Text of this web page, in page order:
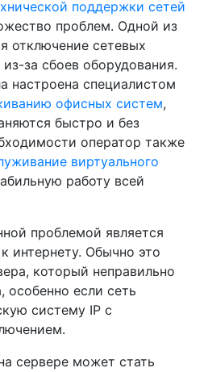
поддержки сетей
проблем. Одной из
отключение сетевых
за сбоев оборудования.
настроена специалистом
офисных систем,
быстро и без
оператор также
виртуального
работу всей
проблемой является
интернету. Обычно это
который неправильно
особенно если сеть
систему IP с
сервере может стать